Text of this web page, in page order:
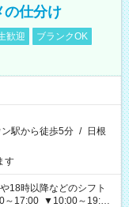
の仕分け
歓迎
ブランクOK
駅から徒歩5分 / 日根
す
18時以降などのシフト
～17:00 ▼10:00～19:00